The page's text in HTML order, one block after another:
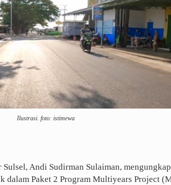
Ilustrasi. foto: istimewa
Andi Sudirman Sulaiman,
dalam Paket 2 Program Multiyears Project